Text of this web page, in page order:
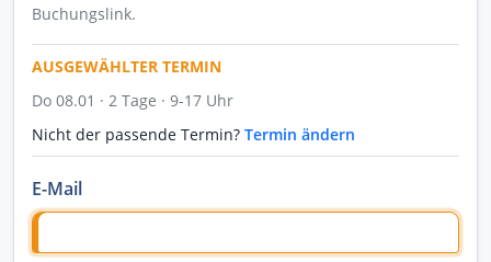
Buchungslink.
AUSGEWÄHLTER TERMIN
Do 08.01 · 2 Tage · 9-17 Uhr
Nicht der passende Termin? Termin ändern
E-Mail